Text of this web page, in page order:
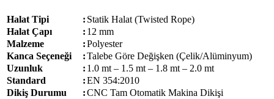
Halat Tipi : Statik Halat (Twisted Rope)
Halat Çapı
: 12 mm
Malzeme
:Polyester
Kanca Seçeneği
:Talebe Göre Değişken (Çelik/Alüminyum)
Uzunluk
: 1.0 mt – 1.5 mt – 1.8 mt – 2.0 mt
Standard
:EN 354:2010
Dikiş Durumu
:CNC Tam Otomatik Makina Dikişi